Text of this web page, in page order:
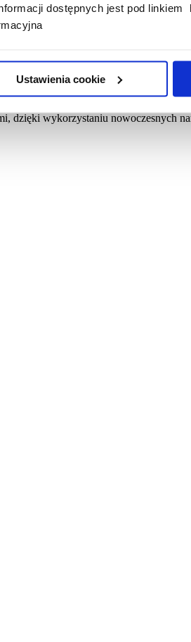
dostępnych jest pod linkiem
Ustawienia cookie
rozwiązań wspierających procesy
procesy biznesowe,
dzięki wykorzystaniu nowoczesnych